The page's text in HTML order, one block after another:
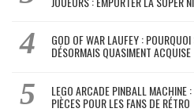
GOD OF WAR LAUFEY :
DÉSORMAIS QUASIMENT ACQUISE
LEGO ARCADE PINBALL MACHINE
PIÈCES POUR LES FANS DE RÉTRO